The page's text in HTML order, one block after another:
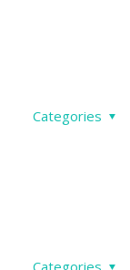
Categories
Categories